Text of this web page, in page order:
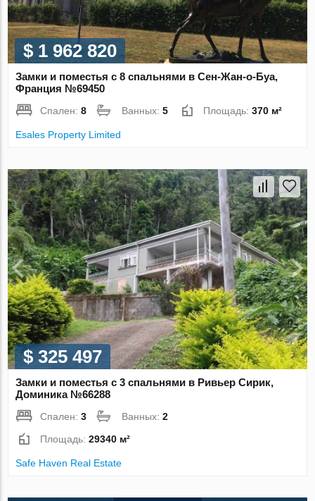
$ 1 962 820
Замки и поместья с 8 спальнями в Сен-Жан-о-Буа,
Франция №69450
Спален:8 Ванных:5 Площадь:370 м²
Esales Property Limited
$ 325 497
Замки и поместья с 3 спальнями в Ривьер Сирик,
Доминика №66288
Спален:3 Ванных:2
Площадь:29340 м²
Safe Haven Real Estate